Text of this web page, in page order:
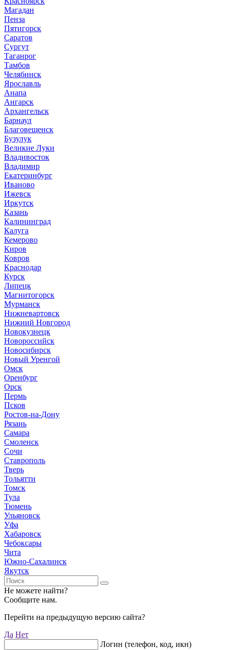
Магадан
Пенза
Пятигорск
Саратов
Сургут
Таганрог
Тамбов
Челябинск
Ярославль
Анапа
Ангарск
Архангельск
Барнаул
Благовещенск
Бузулук
Великие Луки
Владивосток
Владимир
Екатеринбург
Иваново
Ижевск
Иркутск
Казань
Калининград
Калуга
Кемерово
Киров
Ковров
Краснодар
Курск
Липецк
Магнитогорск
Мурманск
Нижневартовск
Нижний Новгород
Новокузнецк
Новороссийск
Новосибирск
Новый Уренгой
Омск
Оренбург
Орск
Пермь
Псков
Ростов-на-Дону
Рязань
Самара
Смоленск
Сочи
Ставрополь
Тверь
Тольятти
Томск
Тула
Тюмень
Ульяновск
Уфа
Хабаровск
Чебоксары
Чита
Южно-Сахалинск
Якутск
Не можете найти?
Сообщите нам.
Перейти на предыдущую версию сайта?
Да Нет
Логин (телефон, код, икн)